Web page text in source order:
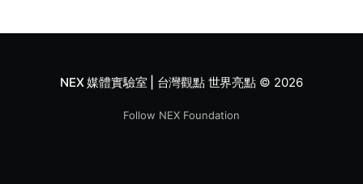
NEX 媒體實驗室 | 台灣觀點 世界亮點© 2026
Follow NEX Foundation